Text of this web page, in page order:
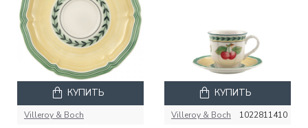
Villeroy & Boch
КУПИТЬ
Villeroy & Boch 1022811410
КУПИТЬ